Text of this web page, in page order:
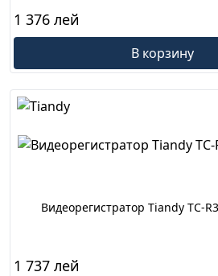
1 376 лей
В корзину
Видеорегистратор Tiandy TC-
1 737 лей